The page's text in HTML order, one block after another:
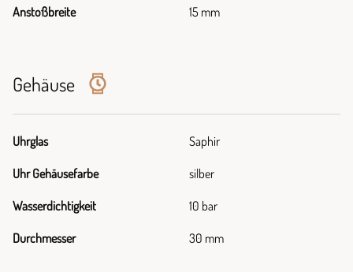
Anstoßbreite 15 mm
Gehäuse
Uhrglas Saphir
Uhr Gehäusefarbe silber
Wasserdichtigkeit 10 bar
Durchmesser 30 mm